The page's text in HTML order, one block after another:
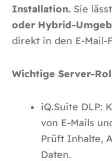
Installation. Sie
oder Hybrid-
direkt in den E-Mail-
Wichtige Server-
iQ.Suite DLP:
von E-Mails
Prüft Inhalte,
Daten.